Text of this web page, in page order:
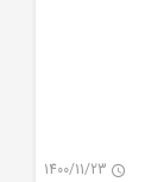
1400/11/23
تنباکو